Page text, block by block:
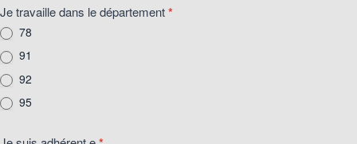
Je travaille dans le département*
78
91
92
95